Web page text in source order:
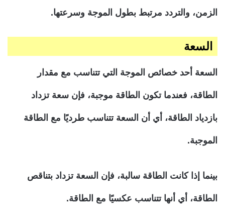
الزمن، والتردد مرتبط بطول الموجة وسرعتها.
السعة
السعة أحد خصائص الموجة التي تتناسب مع مقدار
الطاقة، فعندما تكون الطاقة موجبة، فإن سعة تزداد
بازدياد الطاقة، أي أن السعة تتناسب طرديًا مع الطاقة
الموجبة.
بينما إذا كانت الطاقة سالبة، فإن السعة تزداد بتناقص
الطاقة، أي أنها تتناسب عكسيًا مع الطاقة.